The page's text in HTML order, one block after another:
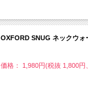
OXFORD SNUG ネックウォ
価格： 1,980円(税抜 1,800円